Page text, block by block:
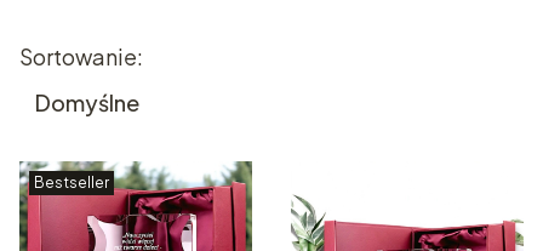
Lista produktów
Sortowanie:
Domyślne
Bestseller